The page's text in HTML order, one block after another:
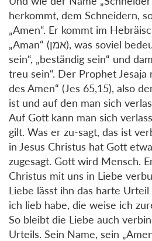
herkommt, dem Schneidern,
„Amen“. Er kommt im
„Aman“ (אמן), was soviel bedeutet wie: „dauerhaft
sein“, „beständig sein“ und
treu sein“. Der Prophet
des Amen“ (Jes 65,15), also
ist und auf den man sich
Auf Gott kann man sich
gilt. Was er zu-sagt, das ist
in Jesus Christus hat Gott
zugesagt. Gott wird Mensch.
Christus mit uns in Liebe
Liebe lässt ihn das harte
ich lieb habe, die weise ich
So bleibt die Liebe auch
Urteils. Sein Name, sein